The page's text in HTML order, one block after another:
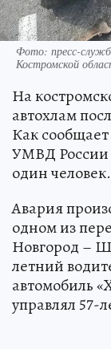
Фото: пресс-
Костромской
На
автохлам
Как
УМВД России
один человек.
Авария
одном из
Новгород –
летний
автомобиль
управлял